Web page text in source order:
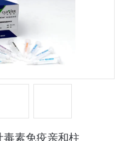
素免疫亲和柱